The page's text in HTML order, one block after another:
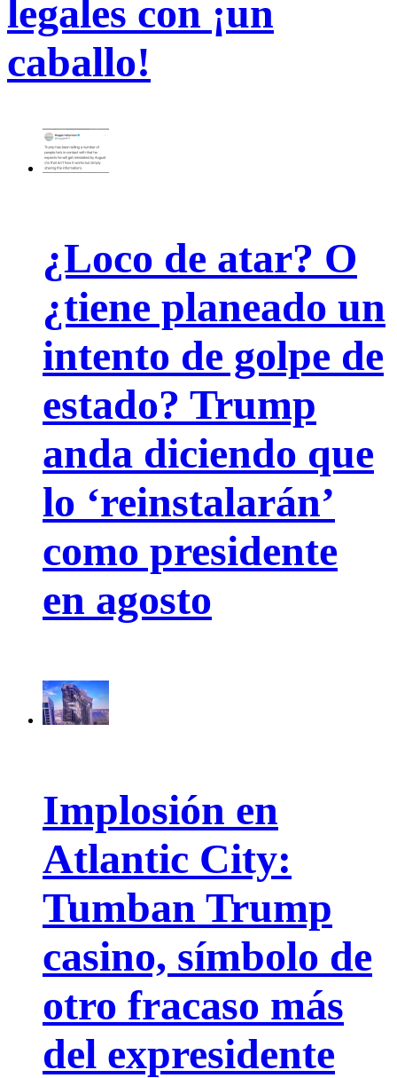
legales con ¡un
caballo!
¿Loco de atar? O
¿tiene planeado un
intento de golpe de
estado? Trump
anda diciendo que
lo ‘reinstalarán’
como presidente
en agosto
Implosión en
Atlantic City:
Tumban Trump
casino, símbolo de
otro fracaso más
del expresidente